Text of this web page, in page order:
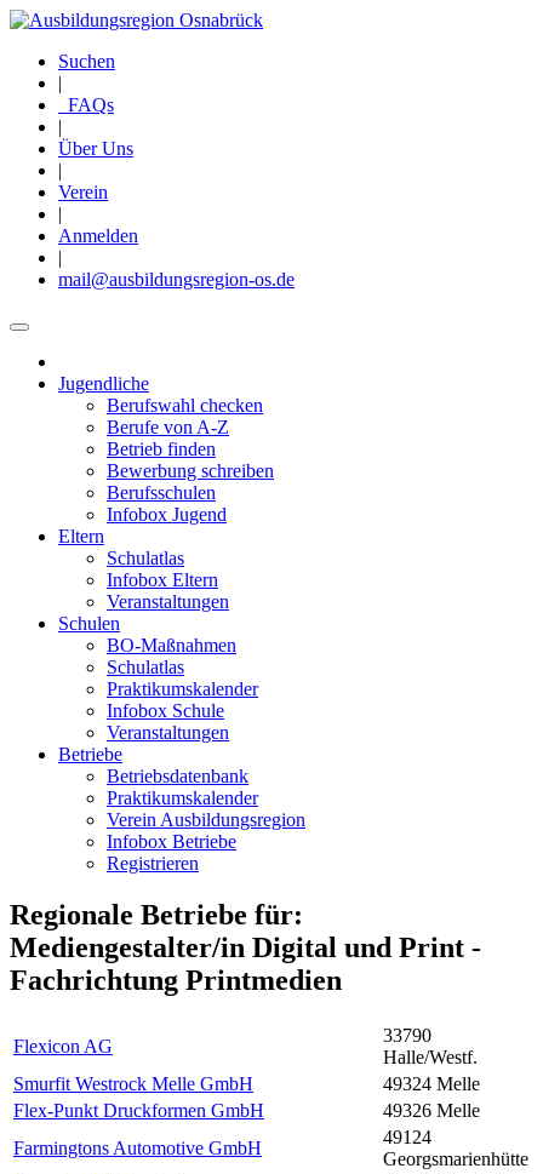
Direkt
Inhalt
Suchen
|
FAQs
|
Über Uns
|
Verein
|
Anmelden
|
mail@ausbildungsregion-os.de
Main
navigation
Jugendliche
Berufswahl checken
Berufe von A-Z
Betrieb finden
Bewerbung schreiben
Berufsschulen
Infobox Jugend
Eltern
Schulatlas
Infobox Eltern
Veranstaltungen
Schulen
BO-Maßnahmen
Schulatlas
Praktikumskalender
Infobox Schule
Veranstaltungen
Betriebe
Betriebsdatenbank
Praktikumskalender
Verein Ausbildungsregion
Infobox Betriebe
Registrieren
Regionale Betriebe für:
Mediengestalter/in Digital und Print -
Fachrichtung Printmedien
Flexicon AG
33790
Halle/Westf.
Smurfit Westrock Melle GmbH
49324 Melle
Flex-Punkt Druckformen GmbH
49326 Melle
Farmingtons Automotive GmbH
49124
Georgsmarienhütte